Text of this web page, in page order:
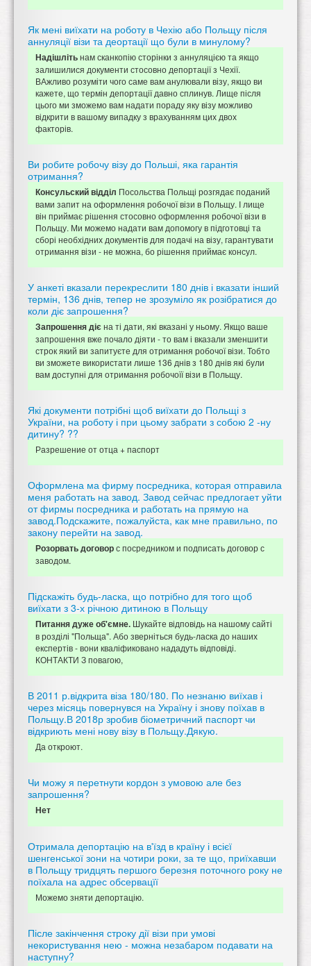
Як мені виїхати на роботу в Чехію або Польщу після
аннуляції візи та деортації що були в минулому?
Надішлітьнам сканкопію сторінки з аннуляцією та якщо
залишилися документи стосовно депортації з Чехії.
ВАжливо розуміти чого саме вам анулювали візу, якщо ви
кажете, що термін депортації давно сплинув. Лище після
цього ми зможемо вам надати пораду яку візу можливо
відкрити в вашому випадку з врахуванням цих двох
факторів.
Ви робите робочу візу до Польші, яка гарантія
отримання?
Консульский відділ Посольства Польщі розгядає поданий
вами запит на оформлення робочої візи в Польщу. І лище
він приймає рішення стосовно оформлення робочої візи в
Польщу. Ми можемо надати вам допомогу в підготовці та
сборі необхідних документів для подачі на візу, гарантувати
отримання візи - не можна, бо рішення приймає консул.
У анкеті вказали перекреслити 180 днів і вказати інший
термін, 136 днів, тепер не зрозуміло як розібратися до
коли діє запрошення?
Запрошення дієна ті дати, які вказані у ньому. Якщо ваше
запрошення вже почало діяти - то вам і вказали зменшити
строк який ви запитуєте для отримання робочої візи. Тобто
ви зможете використати лише 136 днів з 180 днів які були
вам доступні для отримання робочоїї візи в Польщу.
Які документи потрібні щоб виїхати до Польщі з
України, на роботу і при цьому забрати з собою 2 -ну
дитину? ??
Разрешение от отца + паспорт
Оформлена ма фирму посредника, которая отправила
меня работать на завод. Завод сейчас предлогает уйти
от фирмы посредника и работать на прямую на
завод.Подскажите, пожалуйста, как мне правильно, по
закону перейти на завод.
Розорвать договорс посредником и подписать договор с
заводом.
Підскажіть будь-ласка, що потрібно для того щоб
виїхати з 3-х річною дитиною в Польщу
Питання дуже об'ємне. Шукайте відповідь на нашому сайті
в розділі "Польща". Або зверніться будь-ласка до наших
експертів - вони кваліфиковано нададуть відповіді.
КОНТАКТИ З повагою,
В 2011 р.відкрита віза 180/180. По незнаню виїхав і
через місяць повернувся на Україну і знову поїхав в
Польщу.В 2018р зробив біометричний паспорт чи
відкриють мені нову візу в Польщу.Дякую.
Да откроют.
Чи можу я перетнути кордон з умовою але без
запрошення?
Нет
Отримала депортацію на в'їзд в країну і всієї
шенгенської зони на чотири роки, за те що, приїхавши
в Польщу тридцять першого березня поточного року не
поїхала на адрес обсервацїї
Можемо зняти депортацію.
Післе закінчення строку дії візи при умові
некористування нею - можна незабаром подавати на
наступну?